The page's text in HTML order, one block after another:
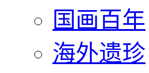
国画百年
海外遗珍